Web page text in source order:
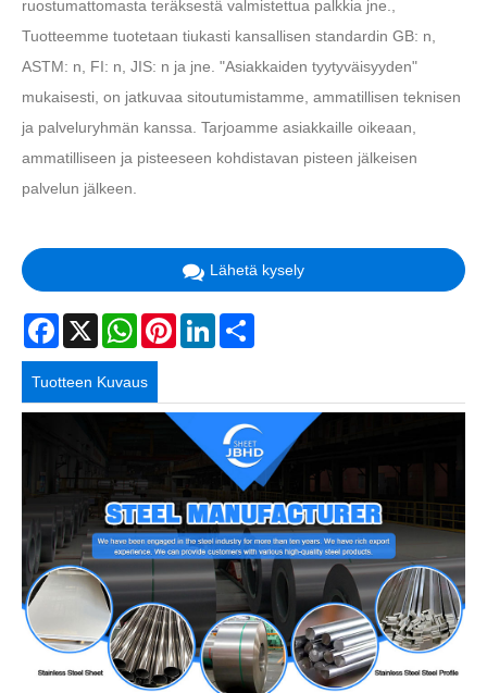
ruostumattomasta teräksestä valmistettua palkkia jne.,
Tuotteemme tuotetaan tiukasti kansallisen standardin GB: n,
ASTM: n, FI: n, JIS: n ja jne. "Asiakkaiden tyytyväisyyden"
mukaisesti, on jatkuvaa sitoutumistamme, ammatillisen teknisen
ja palveluryhmän kanssa. Tarjoamme asiakkaille oikeaan,
ammatilliseen ja pisteeseen kohdistavan pisteen jälkeisen
palvelun jälkeen.
Lähetä kysely
Facebook
X WhatsAppPinterestLinkedIn
Tuotteen Kuvaus